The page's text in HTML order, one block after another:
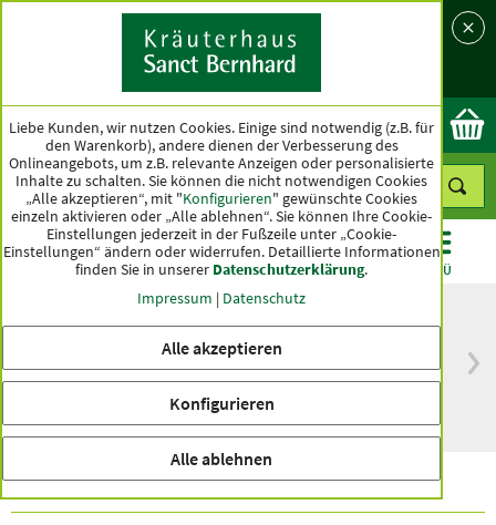
Land
Ok
KATEGORIEN ANGEBOTE TOPSELLER MENÜ
versandkostenfrei
innerhalb Deutschlands
Spitzenqualität seit
Nachtkerzenöl-Creme
Liebe Kunden, wir nutzen Cookies. Einige sind notwendig (z.B. für
den Warenkorb), andere dienen der Verbesserung des
Onlineangebots, um z.B. relevante Anzeigen oder personalisierte
Inhalte zu schalten. Sie können die nicht notwendigen Cookies
„Alle akzeptieren“, mit "Konfigurieren" gewünschte Cookies
einzeln aktivieren oder „Alle ablehnen“. Sie können Ihre Cookie-
Einstellungen jederzeit in der Fußzeile unter „Cookie-
Einstellungen“ ändern oder widerrufen. Detaillierte Informationen
finden Sie in unserer Datenschutzerklärung.
Impressum | Datenschutz
Alle akzeptieren
Konfigurieren
Alle ablehnen